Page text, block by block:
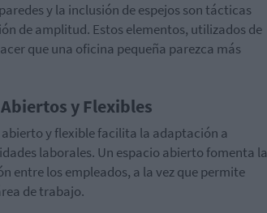
y la inclusión de espejos son tácticas
de amplitud. Estos elementos, utilizados de
que una oficina pequeña parezca más
y Flexibles
y flexible facilita la adaptación a
laborales. Un espacio abierto fomenta la
entre los empleados, a la vez que permite
de trabajo.